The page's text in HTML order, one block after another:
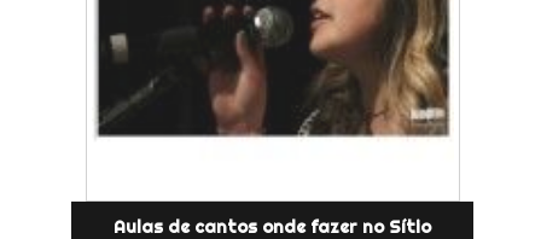
Aulas de cantos onde fazer no Sítio